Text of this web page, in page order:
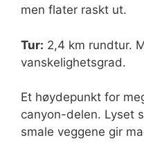
men flater raskt ut.
Tur: 2,4 km rundtur.
vanskelighetsgrad.
Et høydepunkt for
canyon-delen. Lyset
smale veggene gir